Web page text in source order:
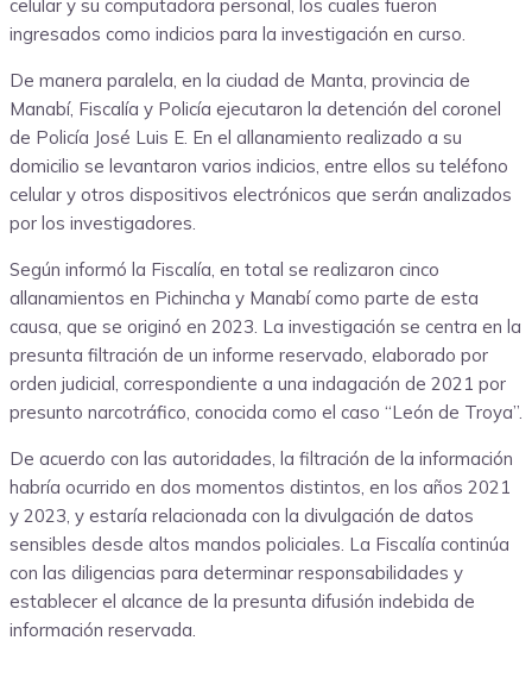
celular y su computadora personal, los cuales fueron
ingresados como indicios para la investigación en curso.
De manera paralela, en la ciudad de Manta, provincia de
Manabí, Fiscalía y Policía ejecutaron la detención del coronel
de Policía José Luis E. En el allanamiento realizado a su
domicilio se levantaron varios indicios, entre ellos su teléfono
celular y otros dispositivos electrónicos que serán analizados
por los investigadores.
Según informó la Fiscalía, en total se realizaron cinco
allanamientos en Pichincha y Manabí como parte de esta
causa, que se originó en 2023. La investigación se centra en la
presunta filtración de un informe reservado, elaborado por
orden judicial, correspondiente a una indagación de 2021 por
presunto narcotráfico, conocida como el caso “León de Troya”.
De acuerdo con las autoridades, la filtración de la información
habría ocurrido en dos momentos distintos, en los años 2021
y 2023, y estaría relacionada con la divulgación de datos
sensibles desde altos mandos policiales. La Fiscalía continúa
con las diligencias para determinar responsabilidades y
establecer el alcance de la presunta difusión indebida de
información reservada.